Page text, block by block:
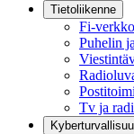
Tietoliikenne
Fi-
Puhelin
Tv ja